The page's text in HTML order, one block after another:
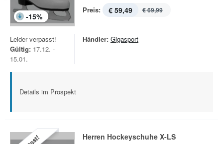
-15%
Preis: € 59,49 € 69,99
Leider verpasst!
Gültig: 17.12. -
15.01.
Händler: Gigasport
Details im Prospekt
Herren Hockeyschuhe X-LS